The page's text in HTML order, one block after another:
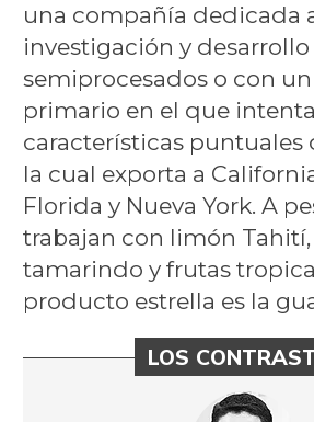
una compañía dedicada
investigación y
semiprocesados o con
primario en el que
características puntuales
la cual exporta a
Florida y Nueva York. A
trabajan con limón Tahití,
tamarindo y frutas
producto estrella es la
LOS